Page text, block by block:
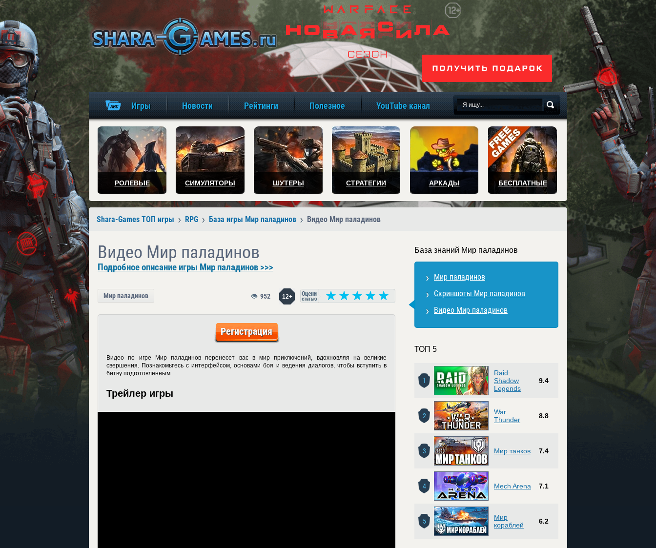
игры онлайн бесплатно
Игры Новости Рейтинги Полезное YouTube канал
РОЛЕВЫЕ СИМУЛЯТОРЫ ШУТЕРЫ СТРАТЕГИИ АРКАДЫ БЕСПЛАТНЫЕ
Shara-Games ТОП игры RPG База игры Мир паладинов Видео Мир паладинов
Видео Мир паладинов
Подробное описание игры Мир паладинов >>>
Мир паладинов 12+
952
Регистрация
Видео по игре Мир паладинов перенесет вас в мир приключений, вдохновляя на великие
свершения. Познакомьтесь с интерфейсом, основами боя и ведения диалогов, чтобы вступить в
битву подготовленным.
Трейлер игры
База знаний Мир паладинов
Мир паладинов
Скриншоты Мир паладинов
Видео Мир паладинов
ТОП 5
1
Raid:
Shadow
Legends
9.4
2
War
Thunder
8.8
3 Мир танков 7.4
4 Mech Arena 7.1
5
Мир
кораблей
6.2